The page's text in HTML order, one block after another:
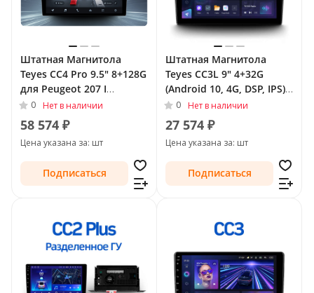
Штатная Магнитола
Teyes CC4 Pro 9.5" 8+128G
для Peugeot 207 I
Рестайлинг 2009 - 2015
0 Нет в наличии
58 574 ₽
Цена указана за: шт
Подписаться
Штатная Магнитола
Teyes CC3L 9" 4+32G
(Android 10, 4G, DSP, IPS)
для Peugeot 207 I
Рестайлинг 2009 - 2015
0 Нет в наличии
27 574 ₽
Цена указана за: шт
Подписаться